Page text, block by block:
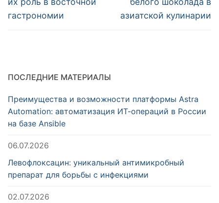
записям
гастрономии
азиатской кулинарии
ПОСЛЕДНИЕ МАТЕРИАЛЫ
Преимущества и возможности платформы Astra
Automation: автоматизация ИТ-операций в России
на базе Ansible
06.07.2026
Левофлоксацин: уникальный антимикробный
препарат для борьбы с инфекциями
02.07.2026